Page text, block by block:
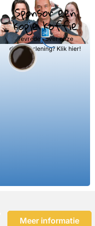
Sponsor een
kopje koffie
Tevreden over onze
dienstverlening? Klik hier!
Meer informatie